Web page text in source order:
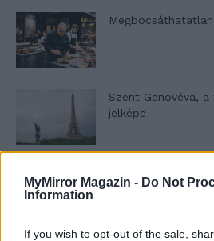
MyMirror Magazin - Do Not
Information
If you wish to opt-out of the sale,
Szent Genovéva,
jelképe